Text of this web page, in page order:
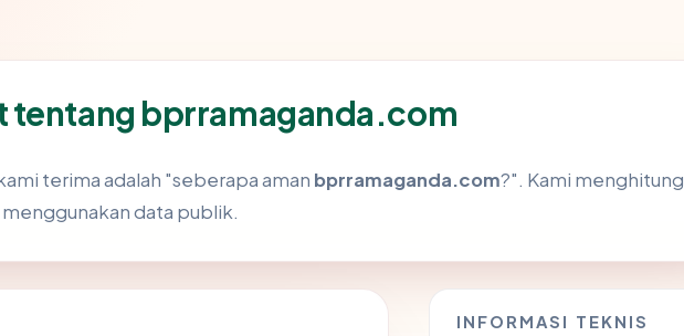
tentang bprramaganda.com
terima adalah "seberapa aman bprramaganda.com?". Kami menghitung
data publik.
INFORMASI TEKNIS